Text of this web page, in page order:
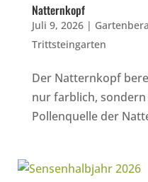
Natternkopf
Juli 9, 2026|
Trittsteingarten
Der Natternkopf
nur farblich,
Pollenquelle der